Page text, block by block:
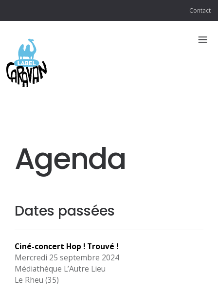
Contact
Agenda
Dates passées
Ciné-concert Hop ! Trouvé !
Mercredi 25 septembre 2024
Médiathèque L’Autre Lieu
Le Rheu (35)